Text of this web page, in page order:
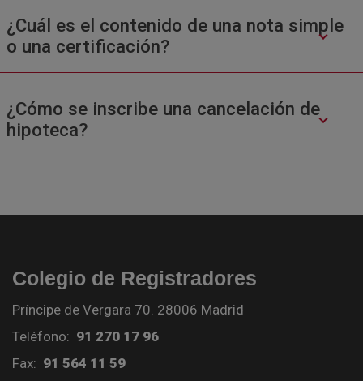
¿Cuál es el contenido de una nota simple
o una certificación?
¿Cómo se inscribe una cancelación de
hipoteca?
Colegio de Registradores
Príncipe de Vergara 70. 28006 Madrid
Teléfono: 91 270 17 96
Fax: 91 564 11 59